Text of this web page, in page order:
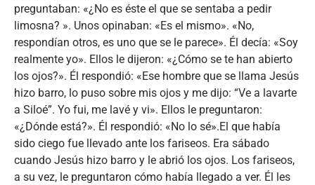
preguntaban: «¿No es éste el que se sentaba a pedir
limosna? ». Unos opinaban: «Es el mismo». «No,
respondían otros, es uno que se le parece». Él decía: «Soy
realmente yo». Ellos le dijeron: «¿Cómo se te han abierto
los ojos?». Él respondió: «Ese hombre que se llama Jesús
hizo barro, lo puso sobre mis ojos y me dijo: “Ve a lavarte
a Siloé”. Yo fui, me lavé y vi». Ellos le preguntaron:
«¿Dónde está?». Él respondió: «No lo sé».El que había
sido ciego fue llevado ante los fariseos. Era sábado
cuando Jesús hizo barro y le abrió los ojos. Los fariseos,
a su vez, le preguntaron cómo había llegado a ver. Él les